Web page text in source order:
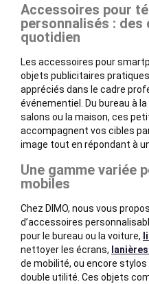
Accessoires pour
personnalisés : des
quotidien
Les accessoires pour
objets publicitaires
appréciés dans le cadre
événementiel. Du bureau à
salons ou la maison, ces
accompagnent vos cibles
image tout en répondant à
Une gamme variée
mobiles
Chez DIMO, nous vous
d’accessoires
pour le bureau ou la voiture,
nettoyer les écrans,
de mobilité, ou encore
double utilité. Ces objets